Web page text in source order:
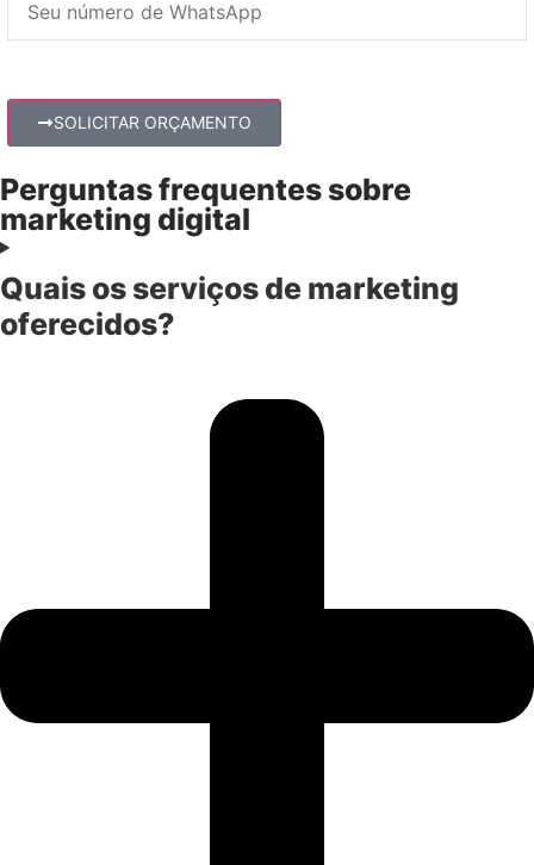
SOLICITAR ORÇAMENTO
Perguntas frequentes sobre
marketing digital
Quais os serviços de marketing
oferecidos?